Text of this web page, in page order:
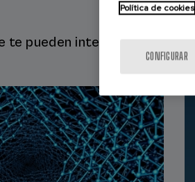
te pueden interesar...
Política de cookies
CONFIGURAR